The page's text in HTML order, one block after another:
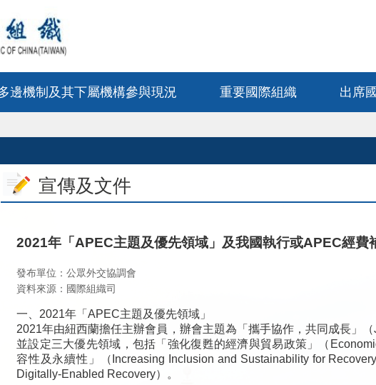
邊機制及其下屬機構參與現況 重要國際組織 出席
宣傳及文件
2021年「APEC主題及優先領域」及我國執行或APEC經費
發布單位：公眾外交協調會
資料來源：國際組織司
一、2021年「APEC主題及優先領域」
2021年由紐西蘭擔任主辦會員，辦會主題為「攜手協作，共同成長」
並設定三大優先領域，包括「強化復甦的經濟與貿易政策」（
容性及永續性」（Increasing Inclusion and Sustainability for
Digitally-Enabled Recovery）。